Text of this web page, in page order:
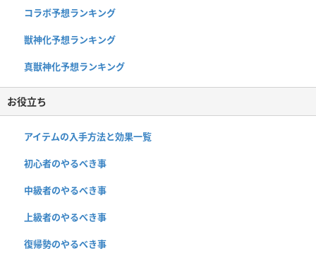
コラボ予想ランキング
獣神化予想ランキング
真獣神化予想ランキング
お役立ち
アイテムの入手方法と効果一覧
初心者のやるべき事
中級者のやるべき事
上級者のやるべき事
復帰勢のやるべき事